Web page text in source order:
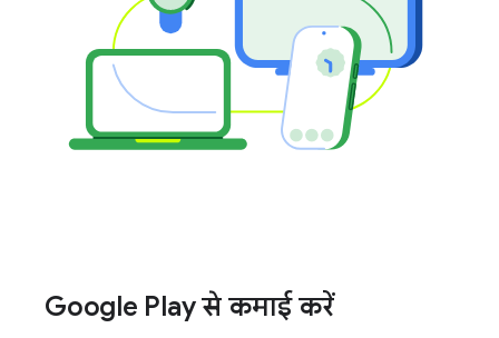
Google Play से कमाई करें